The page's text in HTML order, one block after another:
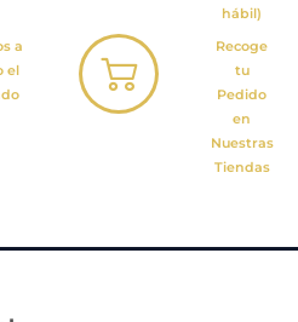
hábil)
a
el
Recoge
tu
Pedido
en
Nuestras
Tiendas